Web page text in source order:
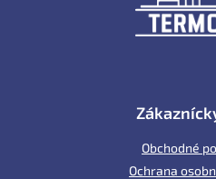
Obchodné
Ochrana